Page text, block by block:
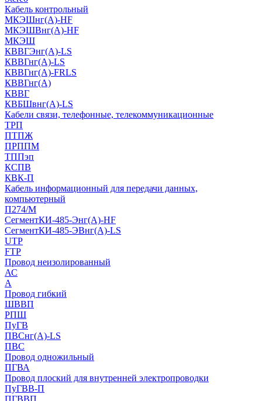
Кабель контрольный
МКЭШнг(A)-HF
МКЭШВнг(А)-HF
МКЭШ
КВВГЭнг(А)-LS
КВВГнг(А)-LS
КВВГнг(А)-FRLS
КВВГнг(А)
КВВГ
КВБШвнг(А)-LS
Кабели связи, телефонные, телекоммуникационные
ТРП
ПТПЖ
ПРППМ
ТППэп
КСПВ
КВК-П
Кабель информационный для передачи данных,
компьютерный
П274/М
СегментКИ-485-Энг(А)-HF
СегментКИ-485-ЭВнг(А)-LS
UTP
FTP
Провод неизолированный
АС
А
Провод гибкий
ШВВП
РПШ
ПуГВ
ПВСнг(А)-LS
ПВС
Провод одножильный
ПГВА
Провод плоский для внутренней электропроводки
ПуГВВ-П
ПГВВП